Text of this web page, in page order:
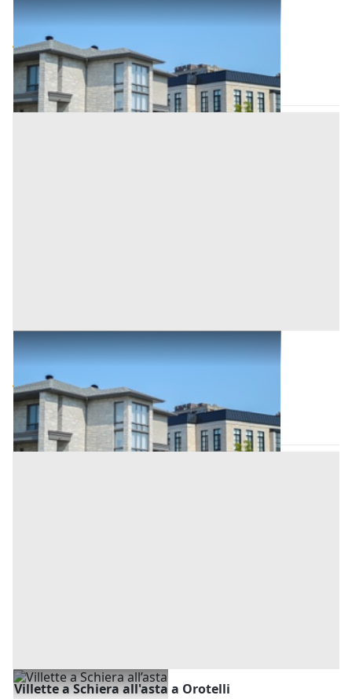
Abitazione di Tipo Civile all'asta a Orotelli
Orotelli (Nuoro)
44.189 €
Asta chiusa
Abitazione di Tipo Civile all'asta a Orotelli
Orotelli (Nuoro)
44.189 €
Asta chiusa
Villette a Schiera all'asta a Orotelli